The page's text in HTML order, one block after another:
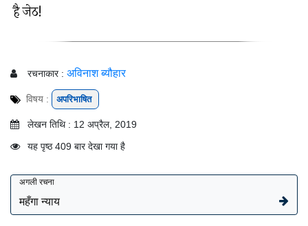
है जेठ!
रचनाकार : अविनाश ब्यौहार
विषय : अपरिभाषित
लेखन तिथि : 12 अप्रैल, 2019
यह पृष्ठ 409 बार देखा गया है
अगली रचना
महँगा न्याय